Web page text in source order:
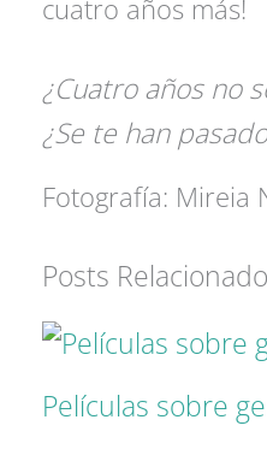
cuatro años más!
¿Cuatro años no
¿Se te han
Fotografía: Mireia
Posts
Películas sobre